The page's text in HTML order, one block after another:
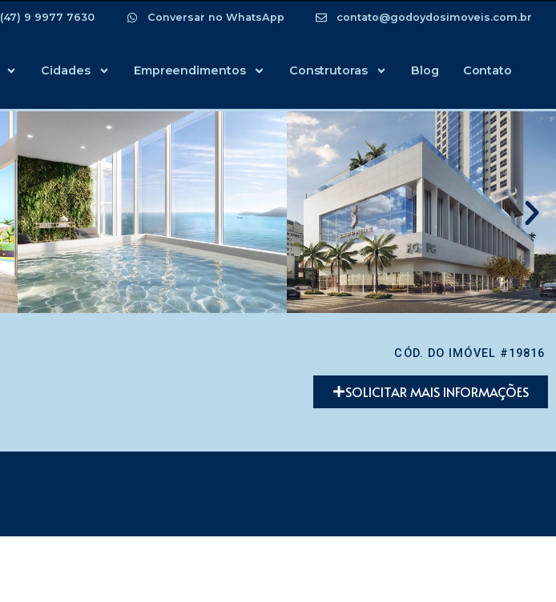
(47) 9 9977 7630 Conversar no WhatsApp contato@godoydosimoveis.com.br
Cidades Empreendimentos Construtoras Blog Contato
CÓD. DO IMÓVEL #19816
SOLICITAR MAIS INFORMAÇÕES